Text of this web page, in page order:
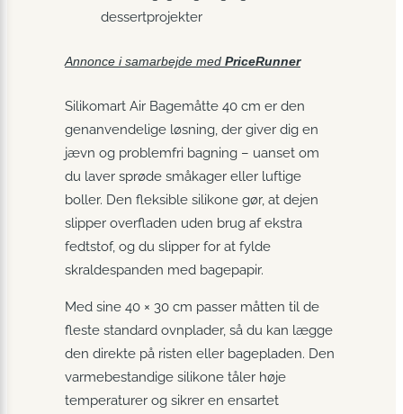
dessertprojekter
Annonce i samarbejde med PriceRunner
Silikomart Air Bagemåtte 40 cm er den
genanvendelige løsning, der giver dig en
jævn og problemfri bagning – uanset om
du laver sprøde småkager eller luftige
boller. Den fleksible silikone gør, at dejen
slipper overfladen uden brug af ekstra
fedtstof, og du slipper for at fylde
skraldespanden med bagepapir.
Med sine 40 × 30 cm passer måtten til de
fleste standard ovnplader, så du kan lægge
den direkte på risten eller bagepladen. Den
varmebestandige silikone tåler høje
temperaturer og sikrer en ensartet